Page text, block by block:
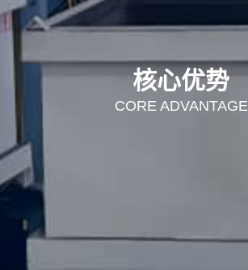
核心优势
CORE ADVANTAGE